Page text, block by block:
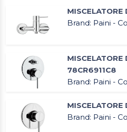
Brand: Paini -
78CR6911C8
Brand: Paini -
Brand: Paini -